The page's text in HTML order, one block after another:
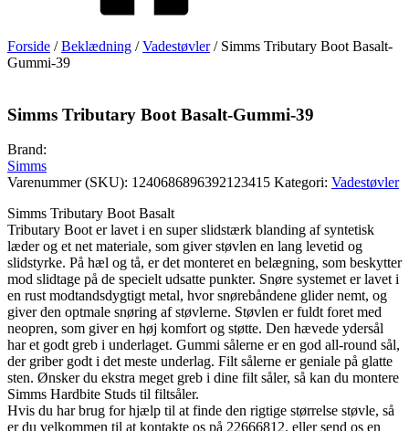
Forside /Beklædning /Vadestøvler/ Simms Tributary Boot Basalt-
Gummi-39
Simms Tributary Boot Basalt-Gummi-39
Brand:
Simms
Varenummer (SKU): 1240686896392123415 Kategori: Vadestøvler
Simms Tributary Boot Basalt
Tributary Boot er lavet i en super slidstærk blanding af syntetisk
læder og et net materiale, som giver støvlen en lang levetid og
slidstyrke. På hæl og tå, er det monteret en belægning, som beskytter
mod slidtage på de specielt udsatte punkter. Snøre systemet er lavet i
en rust modtandsdygtigt metal, hvor snørebåndene glider nemt, og
giver den optmale snøring af støvlerne. Støvlen er fuldt foret med
neopren, som giver en høj komfort og støtte. Den hævede ydersål
har et godt greb i underlaget. Gummi sålerne er en god all-round sål,
der griber godt i det meste underlag. Filt sålerne er geniale på glatte
sten. Ønsker du ekstra meget greb i dine filt såler, så kan du montere
Simms Hardbite Studs til filtsåler.
Hvis du har brug for hjælp til at finde den rigtige størrelse støvle, så
er du velkommen til at kontakte os på 22666812, eller send os en